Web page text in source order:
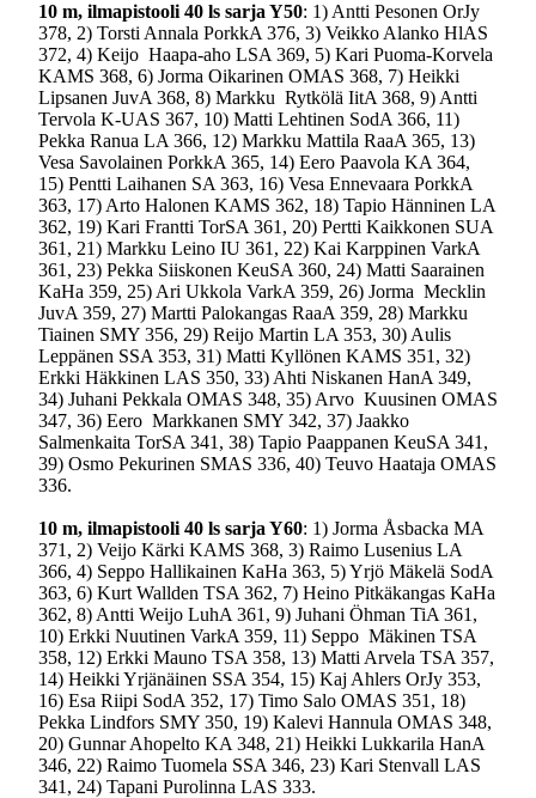
10 m, ilmapistooli 40 ls sarja Y50: 1) Antti Pesonen OrJy
378, 2) Torsti Annala PorkkA 376, 3) Veikko Alanko HlAS
372, 4) Keijo Haapa-aho LSA 369, 5) Kari Puoma-Korvela
KAMS 368, 6) Jorma Oikarinen OMAS 368, 7) Heikki
Lipsanen JuvA 368, 8) Markku Rytkölä IitA 368, 9) Antti
Tervola K-UAS 367, 10) Matti Lehtinen SodA 366, 11)
Pekka Ranua LA 366, 12) Markku Mattila RaaA 365, 13)
Vesa Savolainen PorkkA 365, 14) Eero Paavola KA 364,
15) Pentti Laihanen SA 363, 16) Vesa Ennevaara PorkkA
363, 17) Arto Halonen KAMS 362, 18) Tapio Hänninen LA
362, 19) Kari Frantti TorSA 361, 20) Pertti Kaikkonen SUA
361, 21) Markku Leino IU 361, 22) Kai Karppinen VarkA
361, 23) Pekka Siiskonen KeuSA 360, 24) Matti Saarainen
KaHa 359, 25) Ari Ukkola VarkA 359, 26) Jorma Mecklin
JuvA 359, 27) Martti Palokangas RaaA 359, 28) Markku
Tiainen SMY 356, 29) Reijo Martin LA 353, 30) Aulis
Leppänen SSA 353, 31) Matti Kyllönen KAMS 351, 32)
Erkki Häkkinen LAS 350, 33) Ahti Niskanen HanA 349,
34) Juhani Pekkala OMAS 348, 35) Arvo Kuusinen OMAS
347, 36) Eero Markkanen SMY 342, 37) Jaakko
Salmenkaita TorSA 341, 38) Tapio Paappanen KeuSA 341,
39) Osmo Pekurinen SMAS 336, 40) Teuvo Haataja OMAS
336.
10 m, ilmapistooli 40 ls sarja Y60: 1) Jorma Åsbacka MA
371, 2) Veijo Kärki KAMS 368, 3) Raimo Lusenius LA
366, 4) Seppo Hallikainen KaHa 363, 5) Yrjö Mäkelä SodA
363, 6) Kurt Wallden TSA 362, 7) Heino Pitkäkangas KaHa
362, 8) Antti Weijo LuhA 361, 9) Juhani Öhman TiA 361,
10) Erkki Nuutinen VarkA 359, 11) Seppo Mäkinen TSA
358, 12) Erkki Mauno TSA 358, 13) Matti Arvela TSA 357,
14) Heikki Yrjänäinen SSA 354, 15) Kaj Ahlers OrJy 353,
16) Esa Riipi SodA 352, 17) Timo Salo OMAS 351, 18)
Pekka Lindfors SMY 350, 19) Kalevi Hannula OMAS 348,
20) Gunnar Ahopelto KA 348, 21) Heikki Lukkarila HanA
346, 22) Raimo Tuomela SSA 346, 23) Kari Stenvall LAS
341, 24) Tapani Purolinna LAS 333.